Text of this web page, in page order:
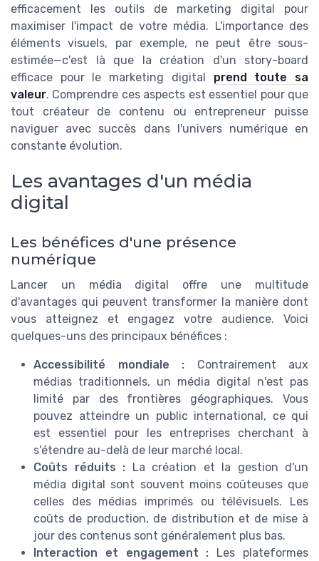
efficacement les outils de marketing digital pour
maximiser l'impact de votre média. L'importance des
éléments visuels, par exemple, ne peut être sous-
estimée—c'est là que la création d'un story-board
efficace pour le marketing digital prend toute sa
valeur. Comprendre ces aspects est essentiel pour que
tout créateur de contenu ou entrepreneur puisse
naviguer avec succès dans l'univers numérique en
constante évolution.
Les avantages d'un média
digital
Les bénéfices d'une présence
numérique
Lancer un média digital offre une multitude
d'avantages qui peuvent transformer la manière dont
vous atteignez et engagez votre audience. Voici
quelques-uns des principaux bénéfices :
Accessibilité mondiale : Contrairement aux
médias traditionnels, un média digital n'est pas
limité par des frontières géographiques. Vous
pouvez atteindre un public international, ce qui
est essentiel pour les entreprises cherchant à
s'étendre au-delà de leur marché local.
Coûts réduits : La création et la gestion d'un
média digital sont souvent moins coûteuses que
celles des médias imprimés ou télévisuels. Les
coûts de production, de distribution et de mise à
jour des contenus sont généralement plus bas.
Interaction et engagement : Les plateformes